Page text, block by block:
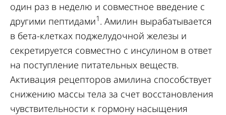
один раз в неделю и совместное введение с
другими пептидами1 . Амилин вырабатывается
в бета-клетках поджелудочной железы и
секретируется совместно с инсулином в ответ
на поступление питательных веществ.
Активация рецепторов амилина способствует
снижению массы тела за счет восстановления
чувствительности к гормону насыщения